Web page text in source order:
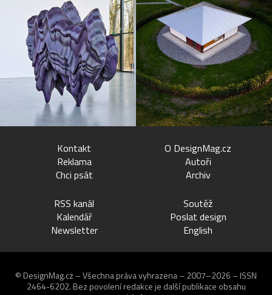
Kontakt
Reklama
Chci psát
O DesignMag.cz
Autoři
Archiv
RSS kanál
Kalendář
Newsletter
Soutěž
Poslat design
English
© DesignMag.cz – Všechna práva vyhrazena – 2007–2026 – ISSN
2464-6202. Bez povolení redakce je další publikace obsahu